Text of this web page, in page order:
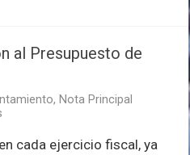
al Presupuesto de
, Nota Principal
modificación
cada ejercicio fiscal, ya